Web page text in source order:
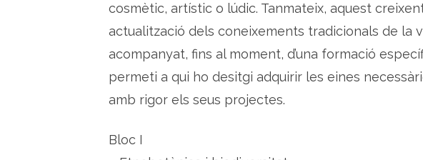
cosmètic, artístic o lúdic. Tanmateix, aquest
actualització dels coneixements tradicionals de la
acompanyat, fins al moment, d’una formació
permeti a qui ho desitgi adquirir les eines
amb rigor els seus projectes.
Bloc I